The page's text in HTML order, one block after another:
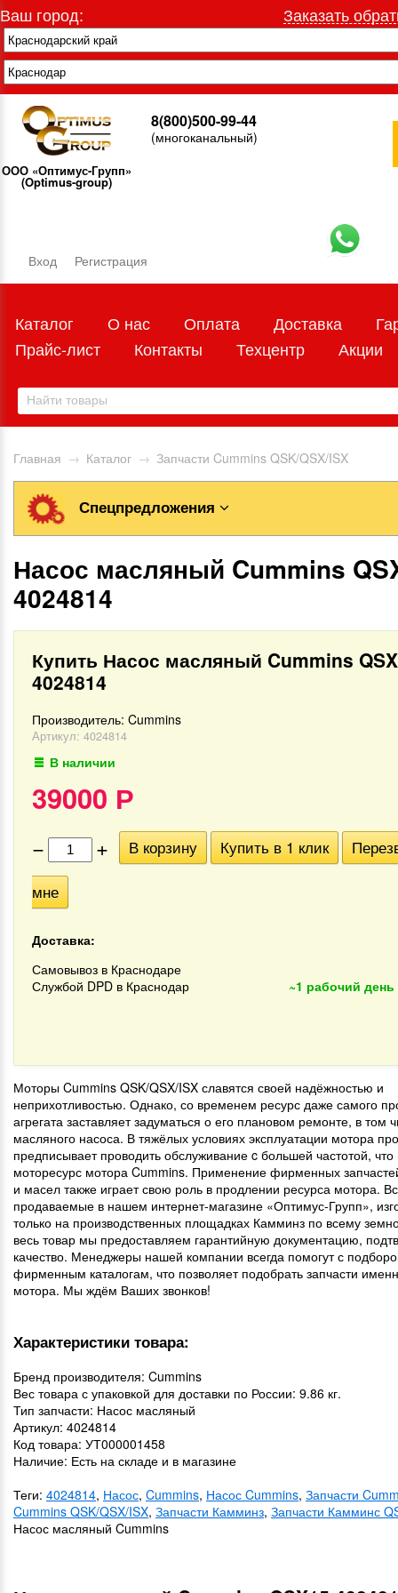
Ваш город: Заказать
ООО «Оптимус-Групп»
(Optimus-group)
8(800)500-99-44
(многоканальный)
Вход Регистрация
Каталог О нас Оплата Доставка
Прайс-лист
Контакты Техцентр Акции
Главная → Каталог → Запчасти Cummins QSK/QSX/ISX
Спецпредложения
Насос масляный Cummins
4024814
Купить Насос масляный Cummins
4024814
Производитель: Cummins
Артикул: 4024814
В наличии
39000 Р
−
+ В корзину Купить в 1 клик
мне
Доставка:
Самовывоз в Краснодаре
Службой DPD в Краснодар
~1 рабочий день
Моторы Cummins QSK/QSX/ISX славятся своей надёжностью и
неприхотливостью. Однако, со временем ресурс даже самого
агрегата заставляет задуматься о его плановом ремонте, в том
масляного насоса. В тяжёлых условиях эксплуатации мотора
предписывает проводить обслуживание c большей частотой,
моторесурс мотора Cummins. Применение фирменных
и масел также играет свою роль в продлении ресурса мотора.
продаваемые в нашем интернет-магазине «Оптимус-Групп»,
только на производственных площадках Камминз по всему
весь товар мы предоставляем гарантийную документацию,
качество. Менеджеры нашей компании всегда помогут с
фирменным каталогам, что позволяет подобрать запчасти
мотора. Мы ждём Ваших звонков!
Характеристики товара:
Бренд производителя: Cummins
Вес товара с упаковкой для доставки по России: 9.86 кг.
Тип запчасти: Насос масляный
Артикул: 4024814
Код товара: УТ000001458
Наличие: Есть на складе и в магазине
Теги: 4024814, Насос, Cummins, Насос Cummins, Запчасти
Cummins QSK/QSX/ISX, Запчасти Камминз, Запчасти Камминс
Насос масляный Cummins